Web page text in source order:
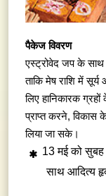
पैकेज विवरण
एस्ट्रोवेद जप के साथ
ताकि मेष राशि में
लिए हानिकारक
प्राप्त करने,
लिया जा सके।
13 मई को सुबह
साथ आदित्य